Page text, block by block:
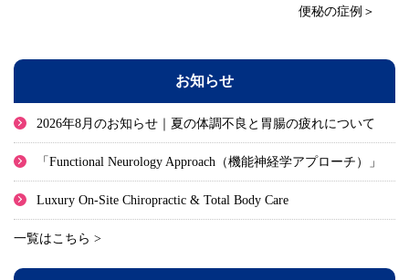
便秘の症例＞
お知らせ
2026年8月のお知らせ｜夏の体調不良と胃腸の疲れについて
「Functional Neurology Approach（機能神経学アプローチ）」
Luxury On-Site Chiropractic & Total Body Care
一覧はこちら >